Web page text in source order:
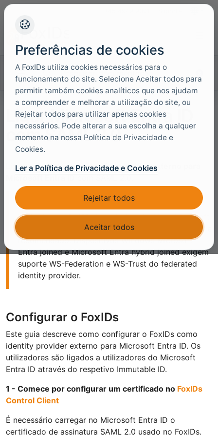
Idiomas
Pesquisar documentação
Ligar Microsoft Entra ID
com SAML 2.0
Ligue o FoxIDs comoidentity provider externo para
Para federação de domínio Microsoft Entra ID e
início de sessão Windows federado,Ligar Microsoft
Entra ID com WS-Federationé o método preferido e
recomendado. Dispositivos Windows Microsoft
Entra joined e Microsoft Entra hybrid joined exigem
suporte WS-Federation e WS-Trust do federated
identity provider.
Configurar o FoxIDs
Este guia descreve como configurar o FoxIDs como
identity provider externo para Microsoft Entra ID. Os
utilizadores são ligados a utilizadores do Microsoft
Entra ID através do respetivo Immutable ID.
1 - Comece por configurar um certificado no FoxIDs
Control Client
É necessário carregar no Microsoft Entra ID o
certificado de assinatura SAML 2.0 usado no FoxIDs.
Preferências de cookies
A FoxIDs utiliza cookies necessários para o
funcionamento do site. Selecione Aceitar todos para
permitir também cookies analíticos que nos ajudam
a compreender e melhorar a utilização do site, ou
Rejeitar todos para utilizar apenas cookies
necessários. Pode alterar a sua escolha a qualquer
momento na nossa Política de Privacidade e
Cookies.
Ler a Política de Privacidade e Cookies
Rejeitar todos
Aceitar todos